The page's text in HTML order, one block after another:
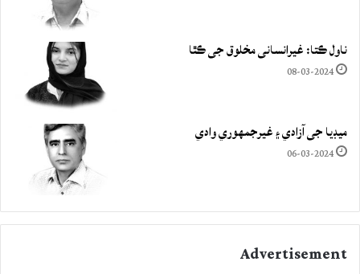
ناول ڪتا: غيرانساني مخلوق جي ڪٿا
08-03-2024
ميڊيا جي آزادي ۽ غيرجمھوري وادي
06-03-2024
Advertisement